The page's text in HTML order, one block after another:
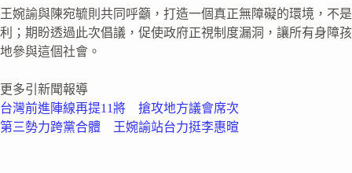
王婉諭與陳宛毓則共同呼籲，打造一個真正無障礙的環境，不
利；期盼透過此次倡議，促使政府正視制度漏洞，讓所有身障
地參與這個社會。
更多引新聞報導
台灣前進陣線再提11將 搶攻地方議會席次
第三勢力跨黨合體 王婉諭站台力挺李惠暄